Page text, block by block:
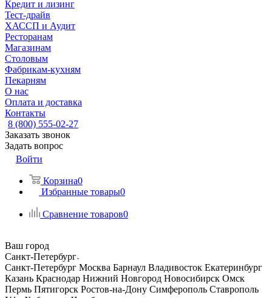
Кредит и лизинг
Тест-драйв
ХАССП и Аудит
Ресторанам
Магазинам
Столовым
Фабрикам-кухням
Пекарням
О нас
Оплата и доставка
Контакты
8 (800) 555-02-27
Заказать звонок
Задать вопрос
Войти
Корзина0
Избранные товары0
Сравнение товаров0
Ваш город
Санкт-Петербург
Санкт-Петербург Москва Барнаул Владивосток Екатеринбург
Казань Краснодар Нижний Новгород Новосибирск Омск
Пермь Пятигорск Ростов-на-Дону Симферополь Ставрополь